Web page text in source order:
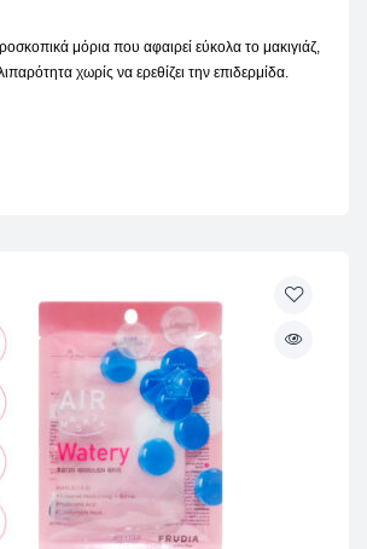
μόρια που αφαιρεί εύκολα το μακιγιάζ,
χωρίς να ερεθίζει την επιδερμίδα.